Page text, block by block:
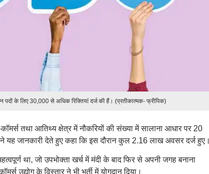
पदों के लिए 30,000 से अधिक रिक्तियां दर्ज की हैं। (प्रतीकात्मक- फ्रीपिक)
तथा आतिथ्य क्षेत्र में नौकरियों की संख्या में सालाना आधार पर 20
यह जानकारी देते हुए कहा कि इस दौरान कुल 2.16 लाख अवसर दर्ज हुए।
था, जो उपभोक्ता खर्च में मंदी के बाद फिर से अपनी जगह बनाना
उद्योग के विस्तार ने भी भर्ती में योगदान दिया।